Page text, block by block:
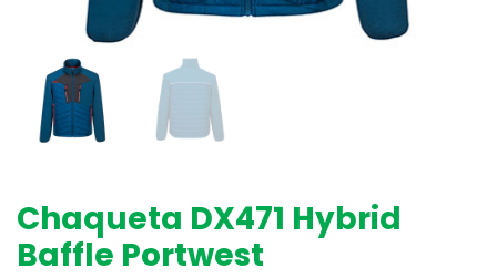
Chaqueta DX471 Hybrid
Baffle Portwest